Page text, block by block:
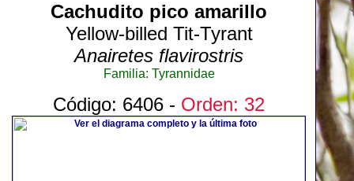
Cachudito pico amarillo
Yellow-billed Tit-Tyrant
Anairetes flavirostris
Familia: Tyrannidae
Código: 6406 - Orden: 32